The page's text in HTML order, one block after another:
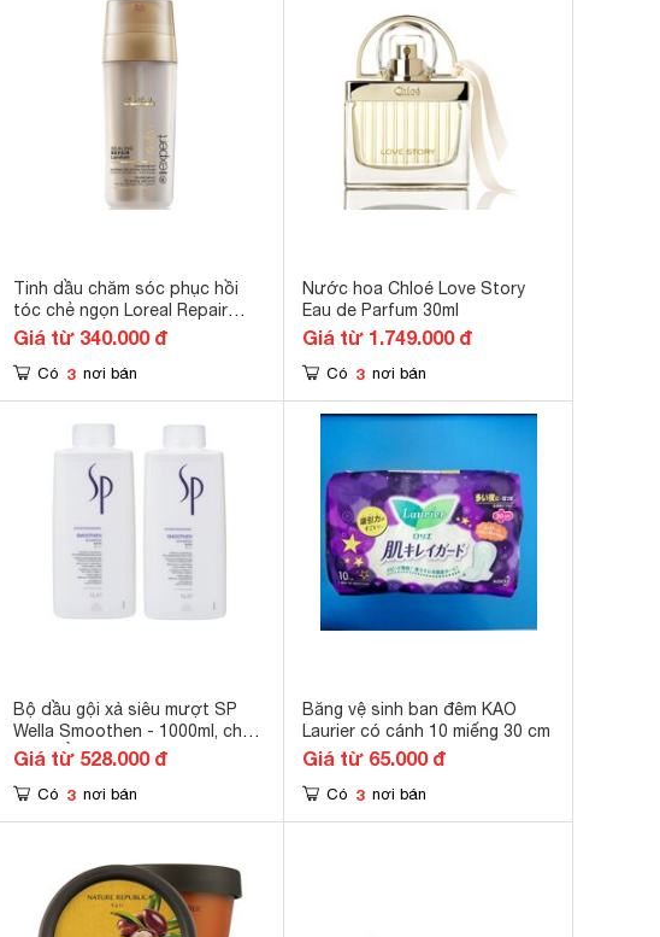
Tinh dầu chăm sóc phục hồi
tóc chẻ ngọn Loreal Repair
Lipidium 2x15ml
Giá từ 340.000 đ
Có 3 nơi bán
Nước hoa Chloé Love Story
Eau de Parfum 30ml
Giá từ 1.749.000 đ
Có 3 nơi bán
Bộ dầu gội xả siêu mượt SP
Wella Smoothen - 1000ml, cho
tóc thẳng
Giá từ 528.000 đ
Có 3 nơi bán
Băng vệ sinh ban đêm KAO
Laurier có cánh 10 miếng 30 cm
Giá từ 65.000 đ
Có 3 nơi bán